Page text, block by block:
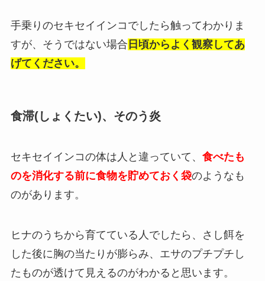
手乗りのセキセイインコでしたら触ってわかりま
すが、そうではない場合 日頃からよく観察してあ
げてください。
食滞(しょくたい)、そのう炎
セキセイインコの体は人と違っていて、 食べたも
のを消化する前に食物を貯めておく袋のようなも
のがあります。
ヒナのうちから育てている人でしたら、さし餌を
した後に胸の当たりが膨らみ、エサのプチプチし
たものが透けて見えるのがわかると思います。